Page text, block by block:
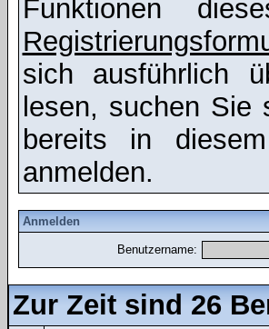
Funktionen
sich ausführlich
lesen, suchen
bereits in
anmelden.
Anmelden
Benutzername:
Zur Zeit sind 26